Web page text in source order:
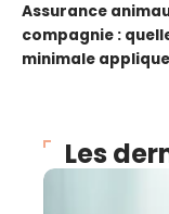
Assurance
compagnie :
minimale
Les